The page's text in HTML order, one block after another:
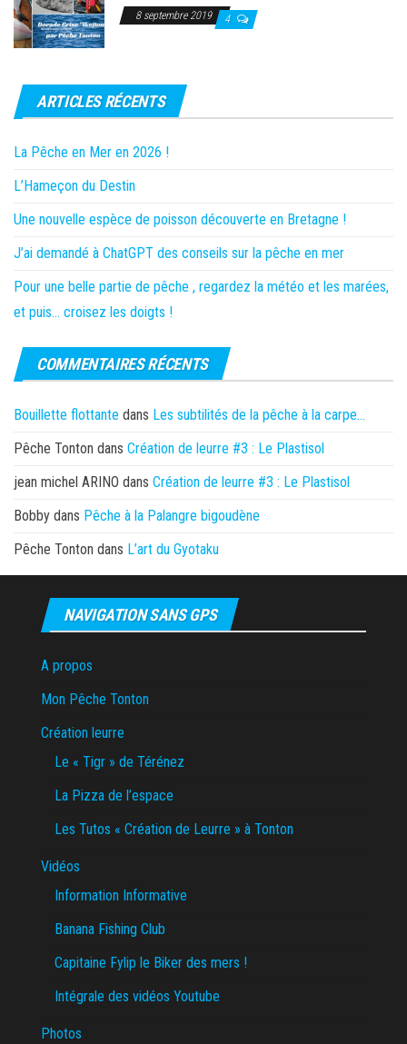
8 septembre 2019 4
ARTICLES RÉCENTS
La Pêche en Mer en 2026 !
L’Hameçon du Destin
Une nouvelle espèce de poisson découverte en Bretagne !
J’ai demandé à ChatGPT des conseils sur la pêche en mer
Pour une belle partie de pêche , regardez la météo et les marées,
et puis… croisez les doigts !
COMMENTAIRES RÉCENTS
Bouillette flottante dans Les subtilités de la pêche à la carpe…
Pêche Tonton dans Création de leurre #3 : Le Plastisol
jean michel ARINO dans Création de leurre #3 : Le Plastisol
Bobby dans Pêche à la Palangre bigoudène
Pêche Tonton dans L’art du Gyotaku
NAVIGATION SANS GPS
A propos
Mon Pêche Tonton
Création leurre
Le « Tigr » de Térénez
La Pizza de l’espace
Les Tutos « Création de Leurre » à Tonton
Vidéos
Information Informative
Banana Fishing Club
Capitaine Fylip le Biker des mers !
Intégrale des vidéos Youtube
Photos